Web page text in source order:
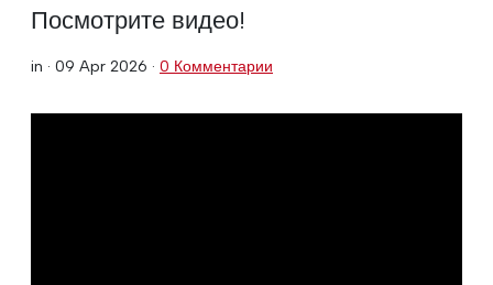
Посмотрите видео!
in · 09 Apr 2026 · 0 Комментарии